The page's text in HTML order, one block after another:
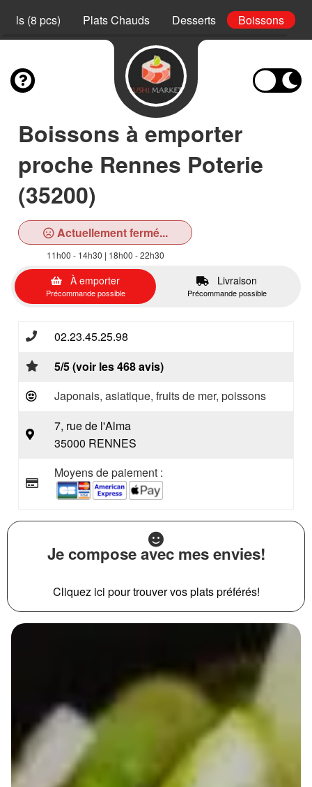
(8 pcs) Plats Chauds Desserts Boissons
Boissons à emporter
proche Rennes Poterie
(35200)
Actuellement fermé...
11h00 - 14h30 | 18h00 - 22h30
À emporter
Précommande possible
Livraison
Précommande possible
02.23.45.25.98
5/5 (voir les 468 avis)
Japonais, asiatique, fruits de mer, poissons
7, rue de l'Alma
35000 RENNES
Moyens de paiement :
Je compose avec mes envies!
Cliquez ici pour trouver vos plats préférés!